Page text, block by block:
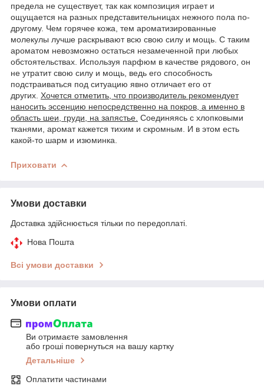
предела не существует, так как композиция играет и
ощущается на разных представительницах нежного пола по-
другому. Чем горячее кожа, тем ароматизированные
молекулы лучше раскрывают всю свою силу и мощь. С таким
ароматом невозможно остаться незамеченной при любых
обстоятельствах. Используя парфюм в качестве рядового, он
не утратит свою силу и мощь, ведь его способность
подстраиваться под ситуацию явно отличает его от
других. Хочется отметить, что производитель рекомендует
наносить эссенцию непосредственно на покров, а именно в
область шеи, груди, на запястье. Соединяясь с хлопковыми
тканями, аромат кажется тихим и скромным. И в этом есть
какой-то шарм и изюминка.
Приховати
Умови доставки
Доставка здійснюється тільки по передоплаті.
Нова Пошта
Всі умови доставки
Умови оплати
Ви отримаєте замовлення
або гроші повернуться на вашу картку
Детальніше
Оплатити частинами